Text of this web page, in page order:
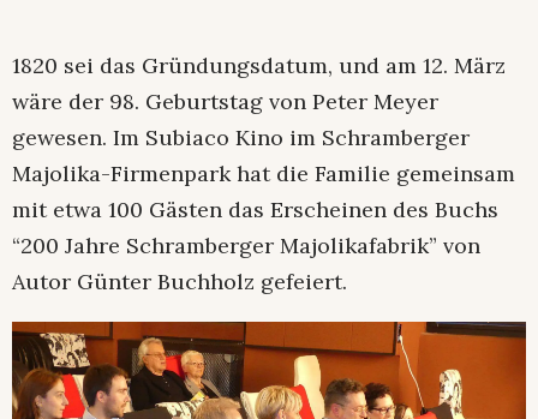
1820 sei das Gründungsdatum, und am 12. März
wäre der 98. Geburtstag von Peter Meyer
gewesen. Im Subiaco Kino im Schramberger
Majolika-Firmenpark hat die Familie gemeinsam
mit etwa 100 Gästen das Erscheinen des Buchs
“200 Jahre Schramberger Majolikafabrik” von
Autor Günter Buchholz gefeiert.